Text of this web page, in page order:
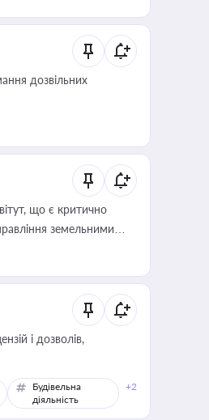
дозвільних
що є критично
земельними
і дозволів,
Будівельна
діяльність
+2